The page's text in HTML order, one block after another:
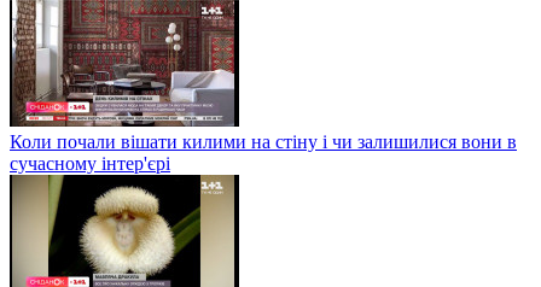
Коли почали вішати килими на стіну і чи залишилися вони в
сучасному інтер'єрі